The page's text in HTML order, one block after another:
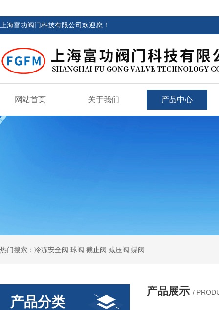
上海富功阀门科技有限公司欢迎您！
网站首页 关于我们 产品中心
热门搜索：冷冻安全阀 球阀 截止阀 减压阀 蝶阀
产品分类
产品展示 /